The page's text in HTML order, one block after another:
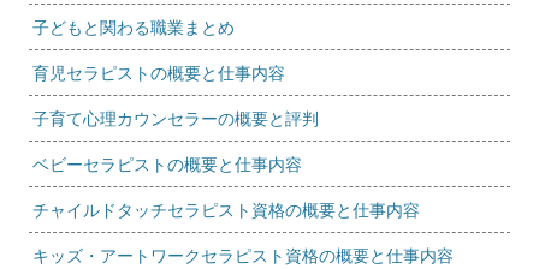
子どもと関わる職業まとめ
育児セラピストの概要と仕事内容
子育て心理カウンセラーの概要と評判
ベビーセラピストの概要と仕事内容
チャイルドタッチセラピスト資格の概要と仕事内容
キッズ・アートワークセラピスト資格の概要と仕事内容